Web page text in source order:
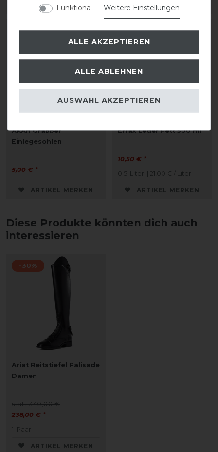
ARTIKEL MERKEN ARTIKEL MERKEN
AKAH Grabber
Einlegesohlen
5,00 € *
ARTIKEL MERKEN
Effax Leder Fett 500 ml
10,50 € *
0.5 Liter | 21,00 € / Liter
ARTIKEL MERKEN
Diese Produkte könnten dich auch
interessieren
-30%
Ariat Reitstiefel Palisade
Damen
statt 340,00 €
238,00 € *
1 Paar
ARTIKEL MERKEN
Funktional
Weitere Einstellungen
ALLE AKZEPTIEREN
ALLE ABLEHNEN
AUSWAHL AKZEPTIEREN